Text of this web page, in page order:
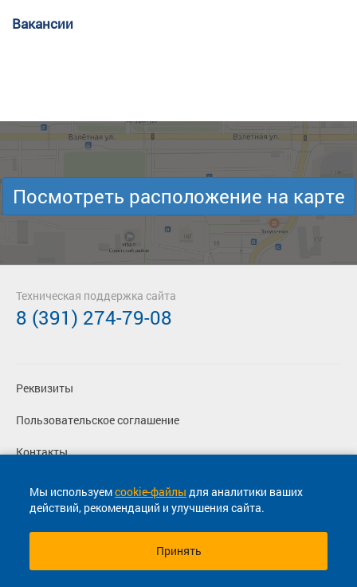
Вакансии
Мы используемcookie-файлы для аналитики ваших
действий, рекомендаций и улучшения сайта.
Принять
Посмотреть расположение на карте
Реквизиты
Пользовательское соглашение
Контакты
Политика конфиденциальности
Перевозчикам
Техническая поддержка сайта
8 (391) 274-79-08
© 2013-2026, ООО "Капитал"- Онлайн сервис продажи